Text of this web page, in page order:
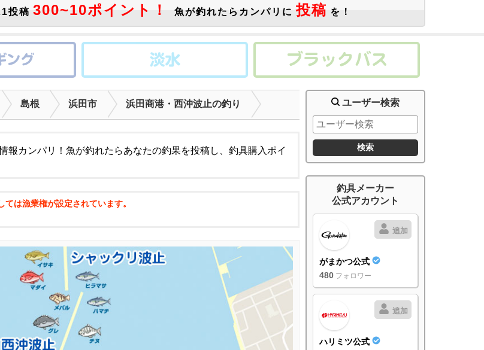
1投稿 300~10ポイント！ 魚が釣れたらカンパリに 投稿 を！
島根 浜田市 浜田商港・西沖波止の釣り
報カンパリ！魚が釣れたらあなたの釣果を投稿し、釣具購入ポイ
は漁業権が設定されています。
ユーザー検索
釣具メーカー
公式アカウント
追加
がまかつ公式
480 フォロワー
追加
ハリミツ公式